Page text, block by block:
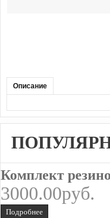
Описание
Комплект
3000.00руб.
Подробнее